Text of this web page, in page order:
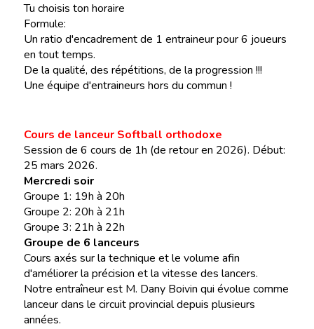
Tu choisis ton horaire
Formule:
Un ratio d'encadrement de 1 entraineur pour 6 joueurs
en tout temps.
De la qualité, des répétitions, de la progression !!!
Une équipe d'entraineurs hors du commun !
Cours de lanceur Softball orthodoxe
Session de 6 cours de 1h (de retour en 2026). Début:
25 mars 2026.
Mercredi soir
Groupe 1: 19h à 20h
Groupe 2: 20h à 21h
Groupe 3: 21h à 22h
Groupe de 6 lanceurs
Cours axés sur la technique et le volume afin
d'améliorer la précision et la vitesse des lancers.
Notre entraîneur est M. Dany Boivin qui évolue comme
lanceur dans le circuit provincial depuis plusieurs
années.